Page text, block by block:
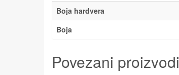
Boja hardvera
Boja
Povezani proizvodi